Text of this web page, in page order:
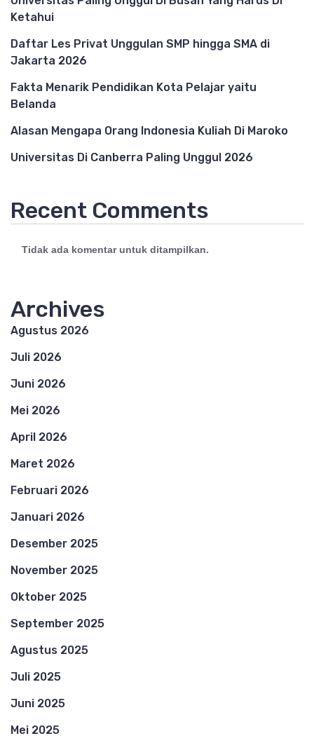
Ketahui
Daftar Les Privat Unggulan SMP hingga SMA di
Jakarta 2026
Fakta Menarik Pendidikan Kota Pelajar yaitu
Belanda
Alasan Mengapa Orang Indonesia Kuliah Di Maroko
Universitas Di Canberra Paling Unggul 2026
Recent Comments
Tidak ada komentar untuk ditampilkan.
Archives
Agustus 2026
Juli 2026
Juni 2026
Mei 2026
April 2026
Maret 2026
Februari 2026
Januari 2026
Desember 2025
November 2025
Oktober 2025
September 2025
Agustus 2025
Juli 2025
Juni 2025
Mei 2025